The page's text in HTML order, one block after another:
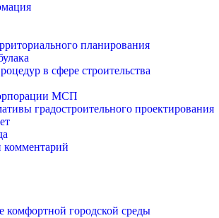
планирования
в сфере строительства
МСП
градостроительного проектирования
комфортной городской среды